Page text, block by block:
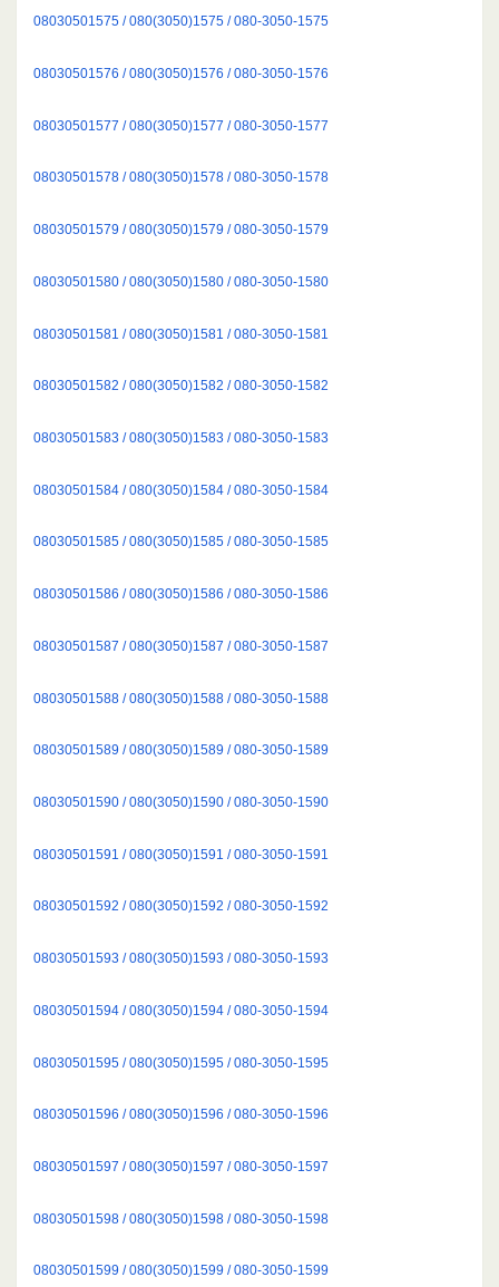
08030501575 / 080(3050)1575 / 080-3050-1575
08030501576 / 080(3050)1576 / 080-3050-1576
08030501577 / 080(3050)1577 / 080-3050-1577
08030501578 / 080(3050)1578 / 080-3050-1578
08030501579 / 080(3050)1579 / 080-3050-1579
08030501580 / 080(3050)1580 / 080-3050-1580
08030501581 / 080(3050)1581 / 080-3050-1581
08030501582 / 080(3050)1582 / 080-3050-1582
08030501583 / 080(3050)1583 / 080-3050-1583
08030501584 / 080(3050)1584 / 080-3050-1584
08030501585 / 080(3050)1585 / 080-3050-1585
08030501586 / 080(3050)1586 / 080-3050-1586
08030501587 / 080(3050)1587 / 080-3050-1587
08030501588 / 080(3050)1588 / 080-3050-1588
08030501589 / 080(3050)1589 / 080-3050-1589
08030501590 / 080(3050)1590 / 080-3050-1590
08030501591 / 080(3050)1591 / 080-3050-1591
08030501592 / 080(3050)1592 / 080-3050-1592
08030501593 / 080(3050)1593 / 080-3050-1593
08030501594 / 080(3050)1594 / 080-3050-1594
08030501595 / 080(3050)1595 / 080-3050-1595
08030501596 / 080(3050)1596 / 080-3050-1596
08030501597 / 080(3050)1597 / 080-3050-1597
08030501598 / 080(3050)1598 / 080-3050-1598
08030501599 / 080(3050)1599 / 080-3050-1599